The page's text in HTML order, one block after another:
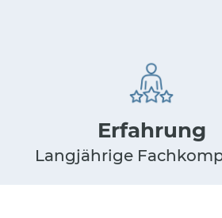
Erfahrung
Langjährige